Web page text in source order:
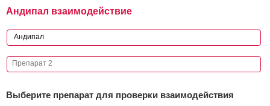
Андипал взаимодействие
Выберите препарат для проверки взаимодействия